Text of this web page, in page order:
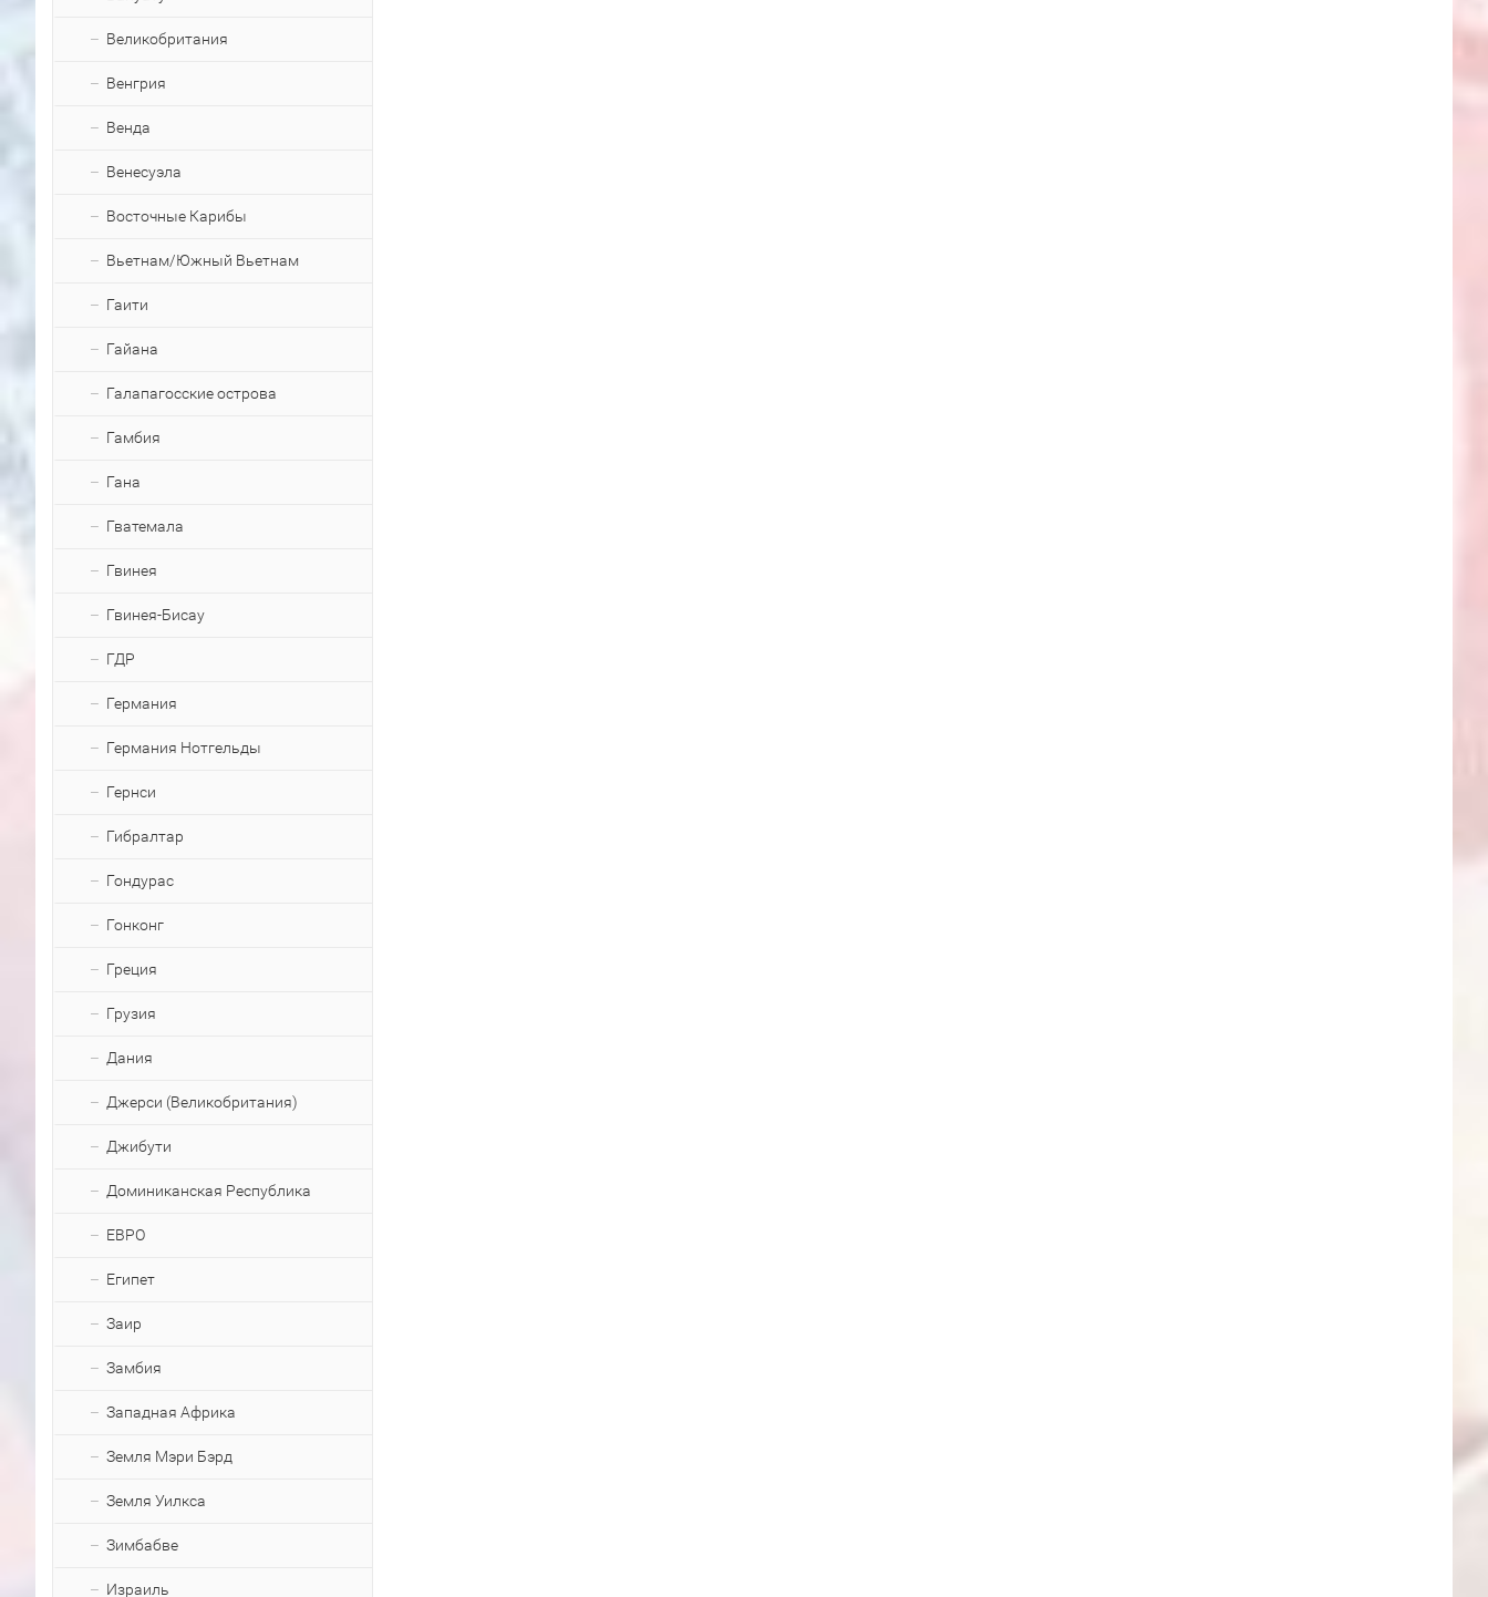
Великобритания
Венгрия
Венда
Венесуэла
Восточные Карибы
Вьетнам/Южный Вьетнам
Гаити
Гайана
Галапагосские острова
Гамбия
Гана
Гватемала
Гвинея
Гвинея-Бисау
ГДР
Германия
Германия Нотгельды
Гернси
Гибралтар
Гондурас
Гонконг
Греция
Грузия
Дания
Джерси (Великобритания)
Джибути
Доминиканская Республика
ЕВРО
Египет
Заир
Замбия
Западная Африка
Земля Мэри Бэрд
Земля Уилкса
Зимбабве
Израиль